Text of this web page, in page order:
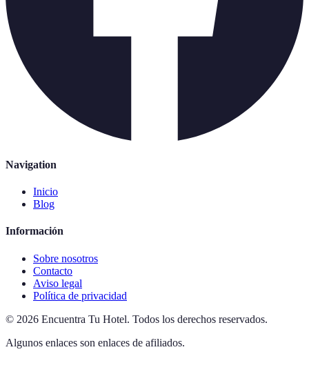
Navigation
Inicio
Blog
Información
Sobre nosotros
Contacto
Aviso legal
Política de privacidad
© 2026 Encuentra Tu Hotel. Todos los derechos reservados.
Algunos enlaces son enlaces de afiliados.